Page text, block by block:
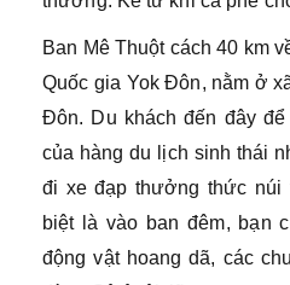
Ban Mê Thuột cách 40 km
Quốc gia Yok Đôn, nằm ở
Đôn. Du khách đến đây
của hàng du lịch sinh thái
đi xe đạp thưởng thức núi
biệt là vào ban đêm, bạn
động vật hoang dã, các